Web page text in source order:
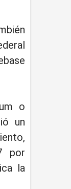
o
un
por
la